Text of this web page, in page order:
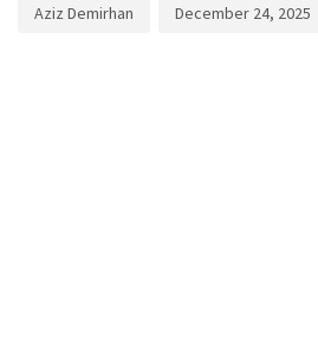
Aziz Demirhan December 24, 2025